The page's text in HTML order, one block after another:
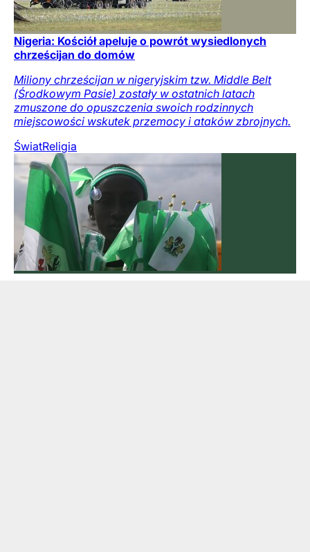
Nigeria: Kościół apeluje o powrót wysiedlonych
chrześcijan do domów
Miliony chrześcijan w nigeryjskim tzw. Middle Belt
(Środkowym Pasie) zostały w ostatnich latach
zmuszone do opuszczenia swoich rodzinnych
miejscowości wskutek przemocy i ataków zbrojnych.
ŚwiatReligia